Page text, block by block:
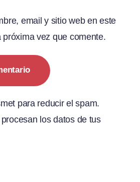
email y sitio web en este
vez que comente.
para reducir el spam.
los datos de tus